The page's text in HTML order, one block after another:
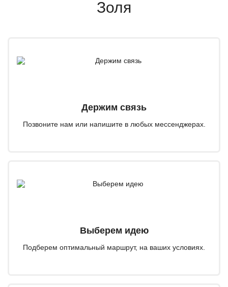
Золя
Держим связь
Позвоните нам или напишите в любых мессенджерах.
Выберем идею
Подберем оптимальный маршрут, на ваших условиях.